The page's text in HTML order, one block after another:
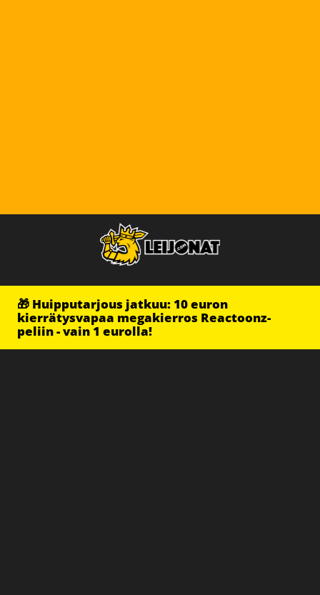
🎁 Huipputarjous jatkuu: 10 euron
kierrätysvapaa megakierros Reactoonz-
peliin - vain 1 eurolla!